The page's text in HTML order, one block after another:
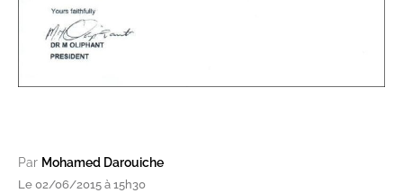
Par Mohamed Darouiche
Le 02/06/2015 à 15h30